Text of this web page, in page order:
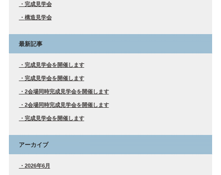
完成見学会
構造見学会
最新記事
完成見学会を開催します
完成見学会を開催します
2会場同時完成見学会を開催します
2会場同時完成見学会を開催します
完成見学会を開催します
アーカイブ
2026年6月